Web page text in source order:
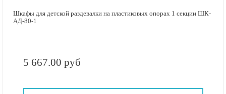
Шкафы для детской раздевалки на пластиковых опорах 1 секции ШК-
АД-80-1
5 667.00 руб